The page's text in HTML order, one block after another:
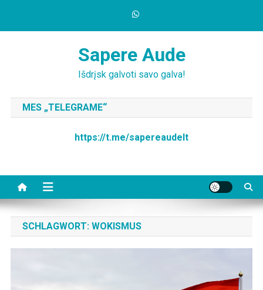
Sapere Aude
Išdrįsk galvoti savo galva!
MES „TELEGRAME“
https://t.me/sapereaudelt
SCHLAGWORT: WOKISMUS